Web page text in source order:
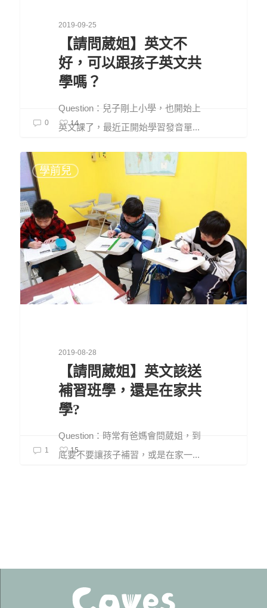
2019-09-25
【請問葳姐】英文不
好，可以跟孩子英文共
學嗎？
Question：兒子剛上小學，也開始上
英文課了，最近正開始學習發音單...
0 14
學前兒
2019-08-28
【請問葳姐】英文該送
補習班學，還是在家共
學?
Question：時常有爸媽會問葳姐，到
底要不要讓孩子補習，或是在家一...
1 15